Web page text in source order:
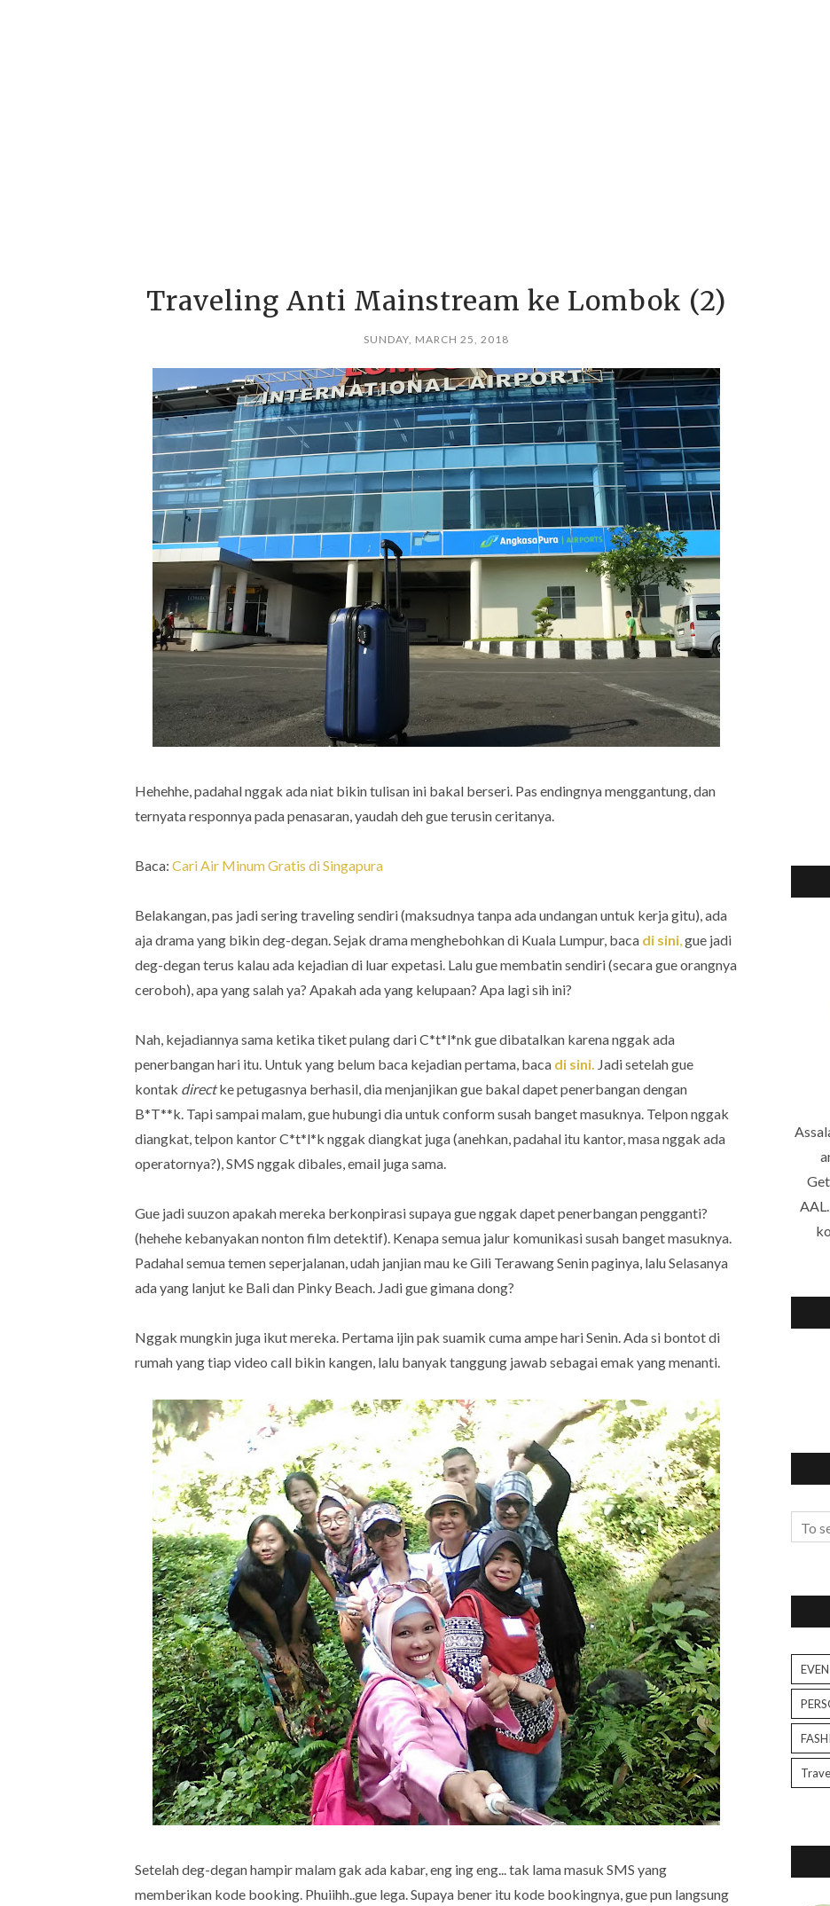
Traveling Anti Mainstream ke Lombok (2)
SUNDAY, MARCH 25, 2018
Hehehhe, padahal nggak ada niat bikin tulisan ini bakal berseri. Pas endingnya menggantung, dan
ternyata responnya pada penasaran, yaudah deh gue terusin ceritanya.
Baca: Cari Air Minum Gratis di Singapura
Belakangan, pas jadi sering traveling sendiri (maksudnya tanpa ada undangan untuk kerja gitu), ada
aja drama yang bikin deg-degan. Sejak drama menghebohkan di Kuala Lumpur, baca di sini,gue jadi
deg-degan terus kalau ada kejadian di luar expetasi. Lalu gue membatin sendiri (secara gue orangnya
ceroboh), apa yang salah ya? Apakah ada yang kelupaan? Apa lagi sih ini?
Nah, kejadiannya sama ketika tiket pulang dari C*t*l*nk gue dibatalkan karena nggak ada
penerbangan hari itu. Untuk yang belum baca kejadian pertama, baca di sini. Jadi setelah gue
kontak directke petugasnya berhasil, dia menjanjikan gue bakal dapet penerbangan dengan
B*T**k. Tapi sampai malam, gue hubungi dia untuk conform susah banget masuknya. Telpon nggak
diangkat, telpon kantor C*t*l*k nggak diangkat juga (anehkan, padahal itu kantor, masa nggak ada
operatornya?), SMS nggak dibales, email juga sama.
Gue jadi suuzon apakah mereka berkonpirasi supaya gue nggak dapet penerbangan pengganti?
(hehehe kebanyakan nonton film detektif). Kenapa semua jalur komunikasi susah banget masuknya.
Padahal semua temen seperjalanan, udah janjian mau ke Gili Terawang Senin paginya, lalu Selasanya
ada yang lanjut ke Bali dan Pinky Beach. Jadi gue gimana dong?
Nggak mungkin juga ikut mereka. Pertama ijin pak suamik cuma ampe hari Senin. Ada si bontot di
rumah yang tiap video call bikin kangen, lalu banyak tanggung jawab sebagai emak yang menanti.
Setelah deg-degan hampir malam gak ada kabar, eng ing eng... tak lama masuk SMS yang
memberikan kode booking. Phuiihh..gue lega. Supaya bener itu kode bookingnya, gue pun langsung